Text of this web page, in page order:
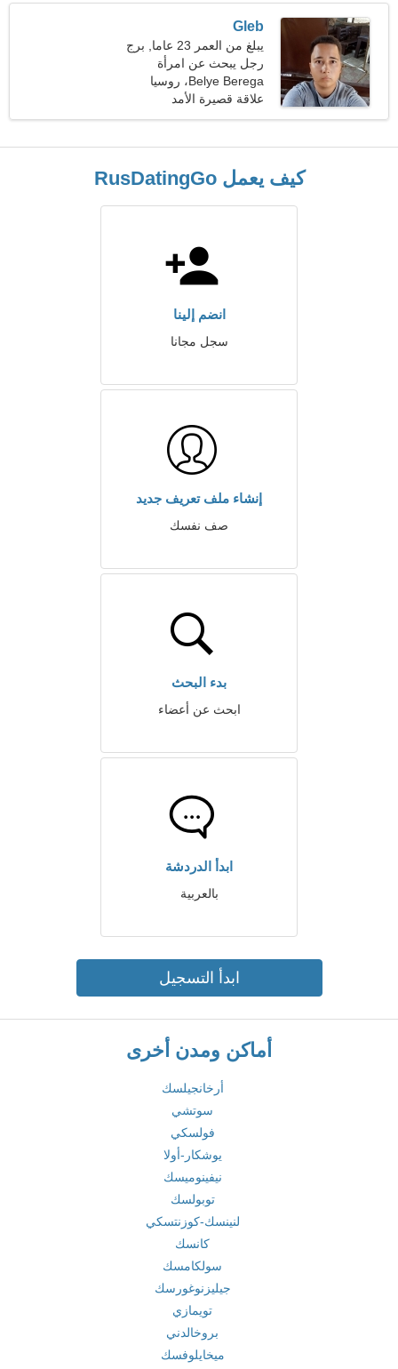
Gleb
يبلغ من العمر 23 عاما, برج
العذراء
رجل يبحث عن امرأة
Belye Berega، روسيا
علاقة قصيرة الأمد
كيف يعمل RusDatingGo
انضم إلينا
سجل مجانا
إنشاء ملف تعريف جديد
صف نفسك
بدء البحث
ابحث عن أعضاء
ابدأ الدردشة
بالعربية
ابدأ التسجيل
أماكن ومدن أخرى
أرخانجيلسك
سوتشي
فولسكي
يوشكار-أولا
نيفينوميسك
توبولسك
لنينسك-كوزنتسكي
كانسك
سولكامسك
جيليزنوغورسك
تويمازي
بروخالدني
ميخايلوفسك